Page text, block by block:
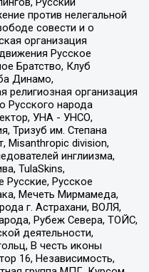
против нелегальной
совести и о
организация
Русское
Братство, Клуб
Динамо,
религиозная организация
Русского народа
УНА - УНСО,
Тризуб им. Степана
Misanthropic division,
инглиизма,
TulaSkins,
Русские, Русское
Мечеть Мирмамеда,
г. Астрахани, ВОЛЯ,
Рубеж Севера, ТОЙС,
деятельности,
В честь иконы
16, Независимость,